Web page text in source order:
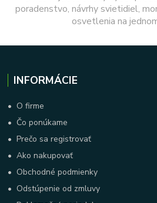
poradenstvo, návrhy svietidiel,
osvetlenia na
INFORMÁCIE
• O firme
• Čo ponúkame
•Prečo sa registrovať
•Ako nakupovať
• Obchodné podmienky
• Odstúpenie od zmluvy